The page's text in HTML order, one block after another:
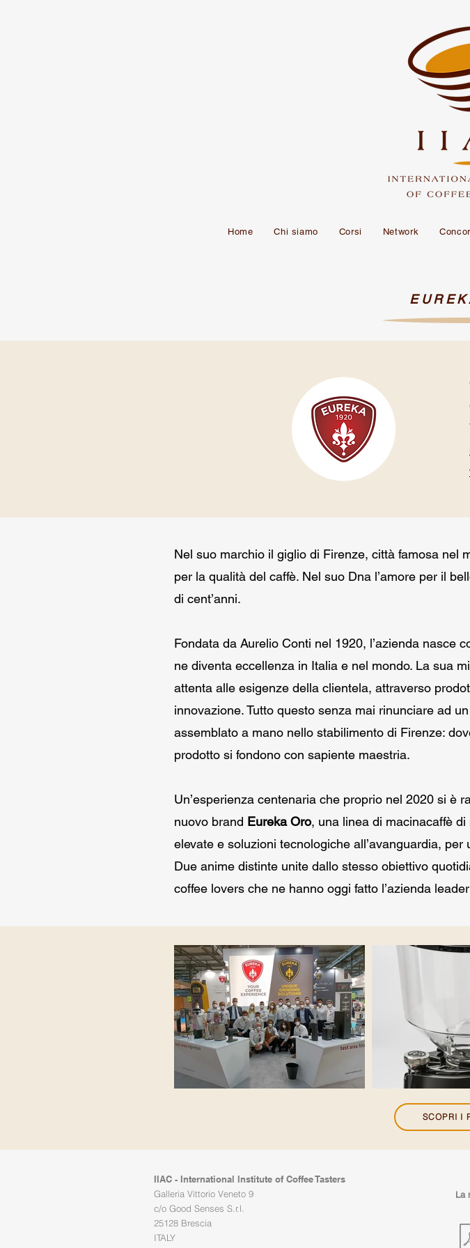
Home Chi siamo Corsi Network
Nel suo marchio il giglio di Firenze, città famosa nel
per la qualità del caffè. Nel suo Dna l’amore per il
di cent’anni.
Fondata da Aurelio Conti nel 1920, l’azienda nasce
ne diventa eccellenza in Italia e nel mondo. La sua
attenta alle esigenze della clientela, attraverso
innovazione. Tutto questo senza mai rinunciare ad
assemblato a mano nello stabilimento di Firenze:
prodotto si fondono con sapiente maestria.
Un’esperienza centenaria che proprio nel 2020 si è
nuovo brand Eureka Oro, una linea di macinacaffè
elevate e soluzioni tecnologiche all’avanguardia,
Due anime distinte unite dallo stesso obiettivo
coffee lovers che ne hanno oggi fatto l’azienda
SCOPRI I
IIAC - International Institute of Coffee Tasters
Galleria Vittorio Veneto 9
c/o Good Senses S.r.l.
25128 Brescia
​ITALY
La